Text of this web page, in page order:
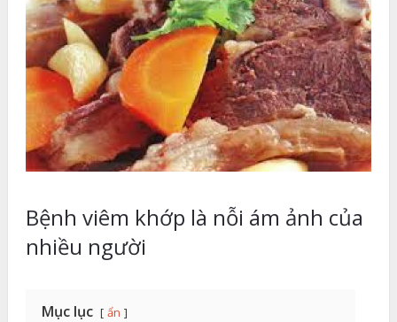
Bệnh viêm khớp là nỗi ám ảnh của
nhiều người
Mục lục ẩn